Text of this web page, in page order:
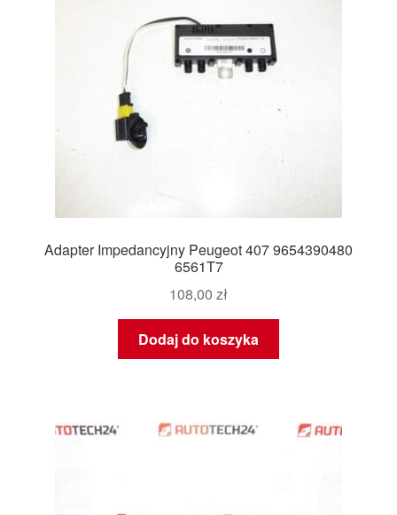
Adapter Impedancyjny Peugeot 407 9654390480
6561T7
108,00 zł
Dodaj do koszyka